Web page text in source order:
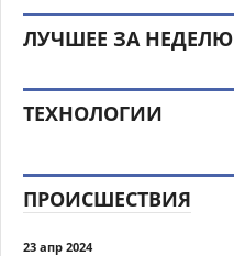
ЛУЧШЕЕ ЗА НЕДЕЛЮ
ТЕХНОЛОГИИ
ПРОИСШЕСТВИЯ
23 апр 2024